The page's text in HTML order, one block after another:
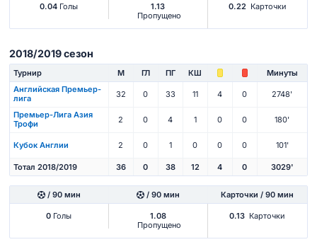
0.04 Голы
1.13
Пропущено
0.22 Карточки
2018/2019 сезон
Турнир М ГЛ ПГ КШ
Минуты
Английская Премьер-
лига
32 0 33 11 4 0 2748'
Премьер-Лига Азия
Трофи
2 0 4 1 0 0 180'
Кубок Англии 2 0 1 0 0 0 101'
Тотал 2018/2019 36 0 38 12 4 0 3029'
/ 90 мин / 90 мин Карточки / 90 мин
0 Голы
1.08
Пропущено
0.13 Карточки